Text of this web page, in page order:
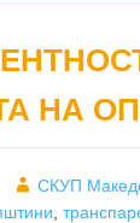
НА
Author
СКУП